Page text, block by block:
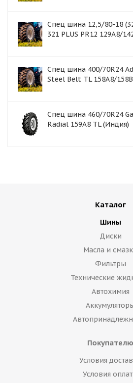
Спец шина 12,5/80-18
321 PLUS PR12 129A8/
Спец шина 400/70R24
Steel Belt TL 158A8/158B
Спец шина 460/70R24
Radial 159A8 TL (Индия)
Каталог
Шины
Диски
Масла и
Фильтры
Технические
Автохимия
Покупателю
Условия
Условия